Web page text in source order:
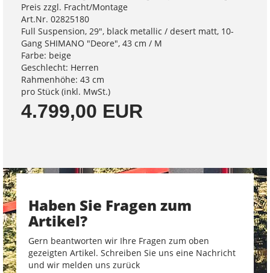
Preis zzgl. Fracht/Montage
Art.Nr. 02825180
Full Suspension, 29", black metallic / desert matt, 10-
Gang SHIMANO "Deore", 43 cm / M
Farbe: beige
Geschlecht: Herren
Rahmenhöhe: 43 cm
pro Stück (inkl. MwSt.)
4.799,00 EUR
Haben Sie Fragen zum
Artikel?
Gern beantworten wir Ihre Fragen zum oben
gezeigten Artikel. Schreiben Sie uns eine Nachricht
und wir melden uns zurück